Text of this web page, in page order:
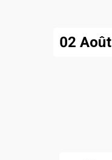
02 Août